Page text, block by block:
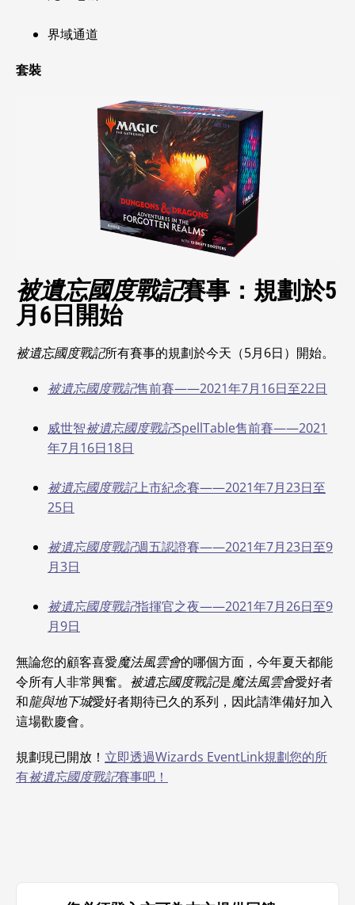
界域通道
套裝
被遺忘國度戰記賽事：規劃於5
月6日開始
被遺忘國度戰記所有賽事的規劃於今天（5月6日）開始。
被遺忘國度戰記售前賽——2021年7月16日至22日
威世智被遺忘國度戰記SpellTable售前賽——2021
年7月16日18日
被遺忘國度戰記上市紀念賽——2021年7月23日至
25日
被遺忘國度戰記週五認證賽——2021年7月23日至9
月3日
被遺忘國度戰記指揮官之夜——2021年7月26日至9
月9日
無論您的顧客喜愛魔法風雲會的哪個方面，今年夏天都能
令所有人非常興奮。 被遺忘國度戰記是魔法風雲會愛好者
和龍與地下城愛好者期待已久的系列，因此請準備好加入
這場歡慶會。
規劃現已開放！ 立即透過Wizards EventLink規劃您的所
有被遺忘國度戰記賽事吧！